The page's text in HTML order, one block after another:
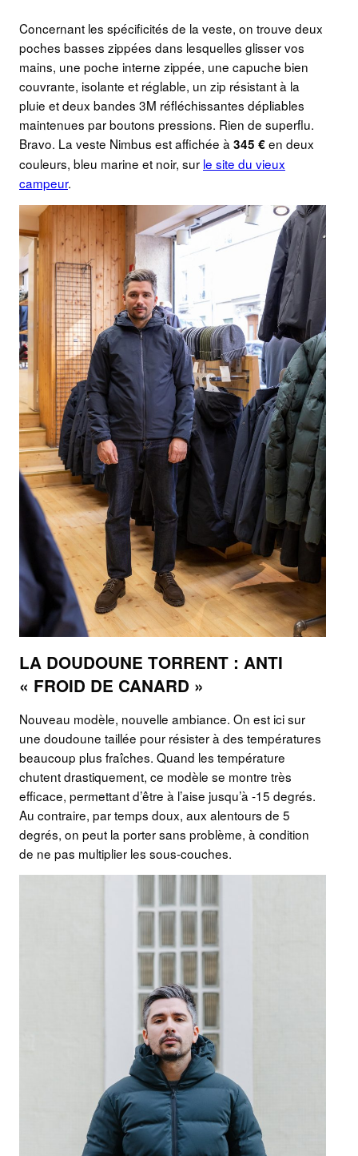
Concernant les spécificités de la veste, on trouve deux
poches basses zippées dans lesquelles glisser vos
mains, une poche interne zippée, une capuche bien
couvrante, isolante et réglable, un zip résistant à la
pluie et deux bandes 3M réfléchissantes dépliables
maintenues par boutons pressions. Rien de superflu.
Bravo. La veste Nimbus est affichée à 345 €en deux
couleurs, bleu marine et noir, sur le site du vieux
campeur.
LA DOUDOUNE TORRENT : ANTI
« FROID DE CANARD »
Nouveau modèle, nouvelle ambiance. On est ici sur
une doudoune taillée pour résister à des températures
beaucoup plus fraîches. Quand les température
chutent drastiquement, ce modèle se montre très
efficace, permettant d’être à l’aise jusqu’à -15 degrés.
Au contraire, par temps doux, aux alentours de 5
degrés, on peut la porter sans problème, à condition
de ne pas multiplier les sous-couches.